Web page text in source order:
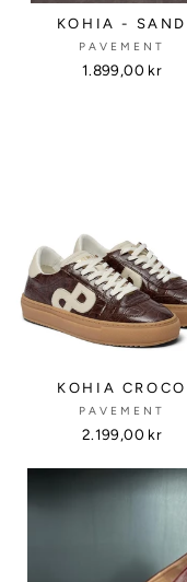
KOHIA - SAND
PAVEMENT
1.899,00 kr
KOHIA CROCO
PAVEMENT
2.199,00 kr